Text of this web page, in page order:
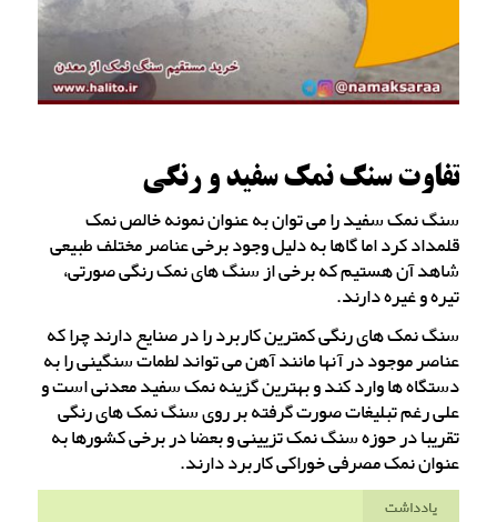
تفاوت سنگ نمک سفید و رنگی
سنگ نمک سفید را می توان به عنوان نمونه خالص نمک
قلمداد کرد اما گاها به دلیل وجود برخی عناصر مختلف طبیعی
شاهد آن هستیم که برخی از سنگ های نمک رنگی صورتی،
تیره و غیره دارند.
سنگ نمک های رنگی کمترین کاربرد را در صنایع دارند چرا که
عناصر موجود در آنها مانند آهن می تواند لطمات سنگینی را به
دستگاه ها وارد کند و بهترین گزینه نمک سفید معدنی است و
علی رغم تبلیغات صورت گرفته بر روی سنگ نمک های رنگی
تقریبا در حوزه سنگ نمک تزیینی و بعضا در برخی کشورها به
عنوان نمک مصرفی خوراکی کاربرد دارند.
یادداشت